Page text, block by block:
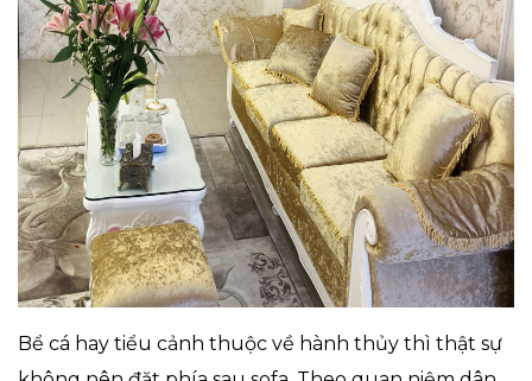
Bể cá hay tiểu cảnh thuộc về hành thủy thì thật sự